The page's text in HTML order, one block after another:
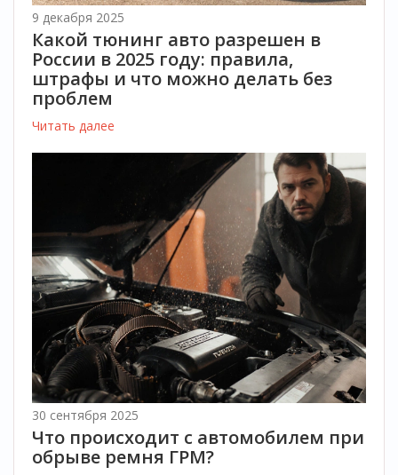
9 декабря 2025
Какой тюнинг авто разрешен в
России в 2025 году: правила,
штрафы и что можно делать без
проблем
Читать далее
30 сентября 2025
Что происходит с автомобилем при
обрыве ремня ГРМ?